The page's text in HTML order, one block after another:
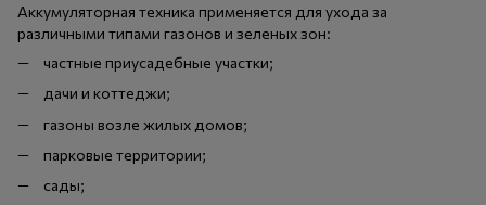
Аккумуляторная техника применяется для ухода за
различными типами газонов и зеленых зон:
частные приусадебные участки;
дачи и коттеджи;
газоны возле жилых домов;
парковые территории;
сады;